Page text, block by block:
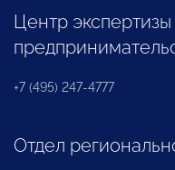
Центр
+7 (495) 247-4777
Отдел